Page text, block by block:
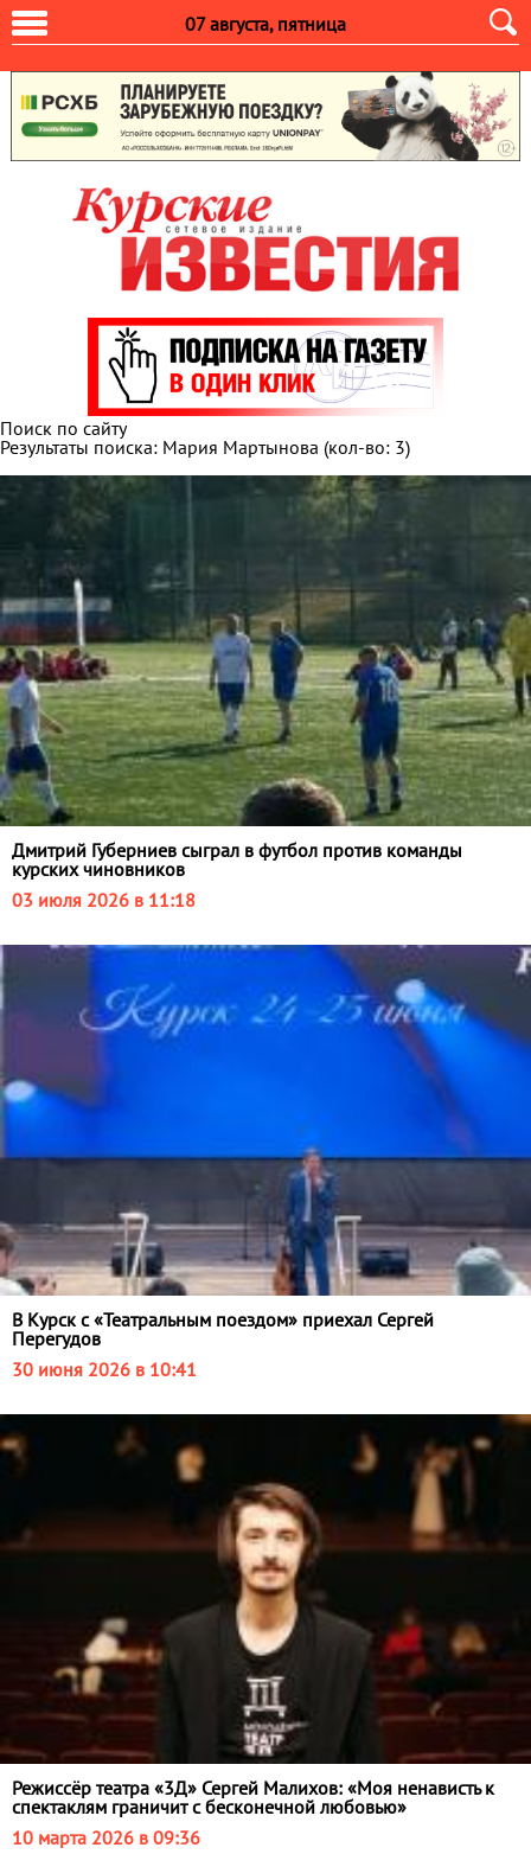
07 августа, пятница
Поиск по сайту
Результаты поиска: Мария Мартынова (кол-во: 3)
Дмитрий Губерниев сыграл в футбол против команды
курских чиновников
03 июля 2026 в 11:18
В Курск с «Театральным поездом» приехал Сергей
Перегудов
30 июня 2026 в 10:41
Режиссёр театра «3Д» Сергей Малихов: «Моя ненависть к
спектаклям граничит с бесконечной любовью»
10 марта 2026 в 09:36